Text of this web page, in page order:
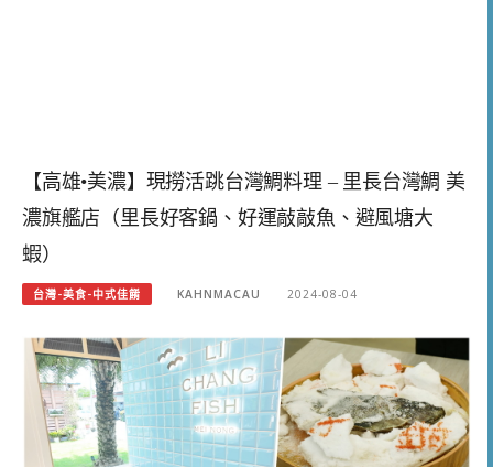
【高雄•美濃】現撈活跳台灣鯛料理 – 里長台灣鯛 美
濃旗艦店（里長好客鍋、好運敲敲魚、避風塘大
蝦）
台灣-美食-中式佳餚 KAHNMACAU 2024-08-04